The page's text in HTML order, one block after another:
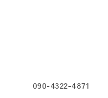
090-4322-4871